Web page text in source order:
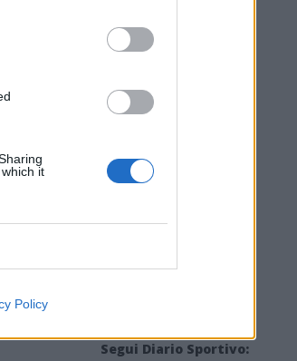
it
Policy
Segui Diario Sportivo: